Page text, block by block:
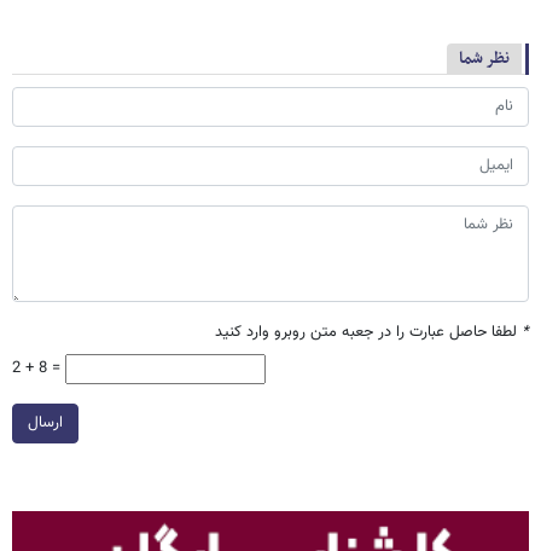
نظر شما
* لطفا حاصل عبارت را در جعبه متن روبرو وارد کنید
2 + 8 =
ارسال